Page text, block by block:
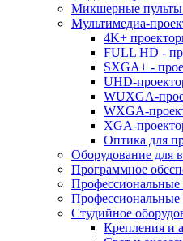
Микшерные пульты
Мультимедиа-
4K+
FULL HD -
SXGA+ -
UHD-
WUXGA-
WXGA-
XGA-
Оптика для
Оборудование для
Программное
Студийное
Крепления и